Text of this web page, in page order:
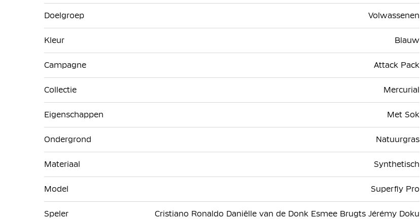
Doelgroep Volwassenen
Kleur Blauw
Campagne Attack Pack
Collectie Mercurial
Eigenschappen Met Sok
Ondergrond Natuurgras
Materiaal Synthetisch
Model Superfly Pro
Speler
Cristiano Ronaldo Daniëlle van de Donk Esmee Brugts Jérémy Doku